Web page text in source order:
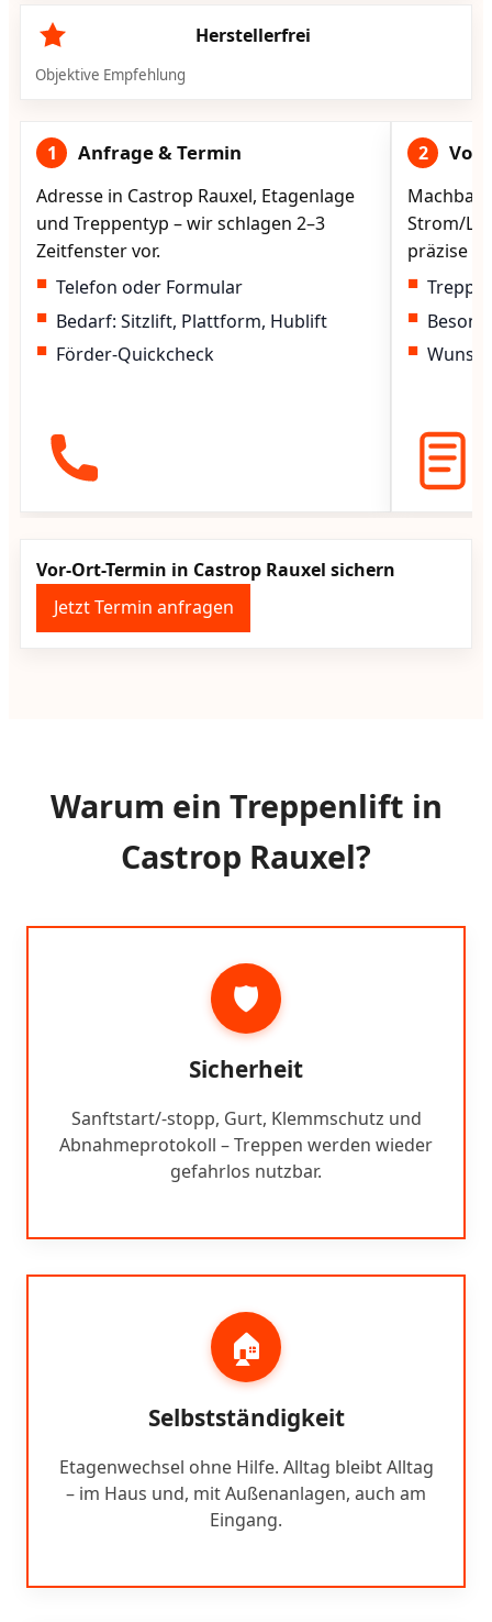
Herstellerfrei
Objektive Empfehlung
1 Anfrage & Termin
Adresse in Castrop Rauxel, Etagenlage
und Treppentyp – wir schlagen 2–3
Zeitfenster vor.
Telefon oder Formular
Bedarf: Sitzlift, Plattform, Hublift
Förder-Quickcheck
2
Strom/
präzise
Vor-Ort-Termin in Castrop Rauxel sichern
Jetzt Termin anfragen
Warum ein Treppenlift in
Castrop Rauxel?
🛡️
Sicherheit
Sanftstart/-stopp, Gurt, Klemmschutz und
Abnahmeprotokoll – Treppen werden wieder
gefahrlos nutzbar.
🏠
Selbstständigkeit
Etagenwechsel ohne Hilfe. Alltag bleibt Alltag
– im Haus und, mit Außenanlagen, auch am
Eingang.